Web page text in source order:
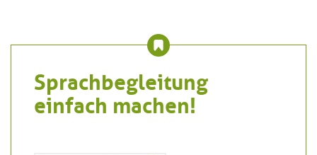
Sprachbegleitung
einfach machen!